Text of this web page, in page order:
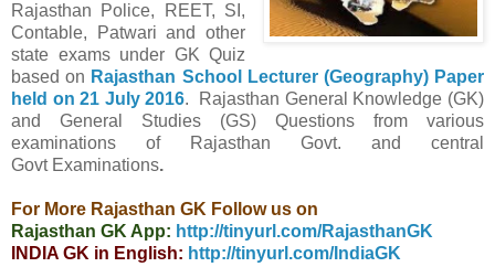
Rajasthan Police, REET, SI,
Contable, Patwari and other
state exams under GK Quiz
based on Rajasthan School Lecturer (Geography) Paper
held on 21 July 2016. Rajasthan General Knowledge (GK)
and General Studies (GS) Questions from various
examinations of Rajasthan Govt. and central
Govt Examinations.
For More Rajasthan GK Follow us on
Rajasthan GK App: http://tinyurl.com/RajasthanGK
INDIA GK in English: http://tinyurl.com/IndiaGK